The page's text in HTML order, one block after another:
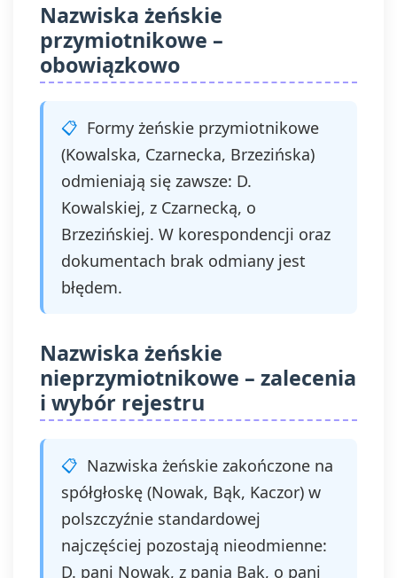
Nazwiska żeńskie
przymiotnikowe –
obowiązkowo
Formy żeńskie przymiotnikowe
(Kowalska, Czarnecka, Brzezińska)
odmieniają się zawsze: D.
Kowalskiej, z Czarnecką, o
Brzezińskiej. W korespondencji oraz
dokumentach brak odmiany jest
błędem.
Nazwiska żeńskie
nieprzymiotnikowe – zalecenia
i wybór rejestru
Nazwiska żeńskie zakończone na
spółgłoskę (Nowak, Bąk, Kaczor) w
polszczyźnie standardowej
najczęściej pozostają nieodmienne:
D. pani Nowak, z panią Bąk, o pani